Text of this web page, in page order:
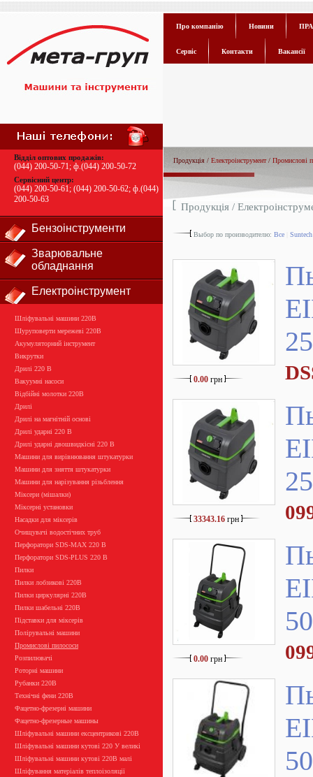
Відділ оптових продажів:
(044) 200-50-71; ф.(044) 200-50-72
Сервісний центр:
(044) 200-50-61; (044) 200-50-62; ф.(044)
200-50-63
Бензоінструменти
Зварювальне
обладнання
Електроінструмент
Шліфувальні машини 220В
Шуруповерти мережеві 220В
Акумуляторний інструмент
Викрутки
Дрилі 220 В
Вакуумні насоси
Відбійні молотки 220В
Дрилі
Дрилі на магнітній основі
Дрилі ударні 220 В
Дрилі ударні двошвидкісні 220 В
Машини для вирівнювання штукатурки
Машини для зняття штукатурки
Машини для нарізування різьблення
Міксери (мішалки)
Міксерні установки
Насадки для міксерів
Очищувачі водостічних труб
Перфоратори SDS-MAX 220 В
Перфоратори SDS-PLUS 220 В
Пилки
Пилки лобзикові 220В
Пилки циркулярні 220В
Пилки шабельні 220В
Підставки для міксерів
Полірувальні машини
Промислові пилососи
Розпилювачі
Роторні машини
Рубанки 220В
Технічні фени 220В
Фацетно-фрезерні машини
Фацетно-фрезерные машины
Шліфувальні машини ексцентрикові 220В
Шліфувальні машини кутові 220 У великі
Шліфувальні машини кутові 220В малі
Шліфування матеріалів теплоізоляції
Про компанію Новини
Сервіс Контакти Вакансії
Продукція / Електроінструмент/ Промислові
Продукція /
Выбор по производителю: Все Suntech
0.00 грн
33343.16 грн
0.00 грн